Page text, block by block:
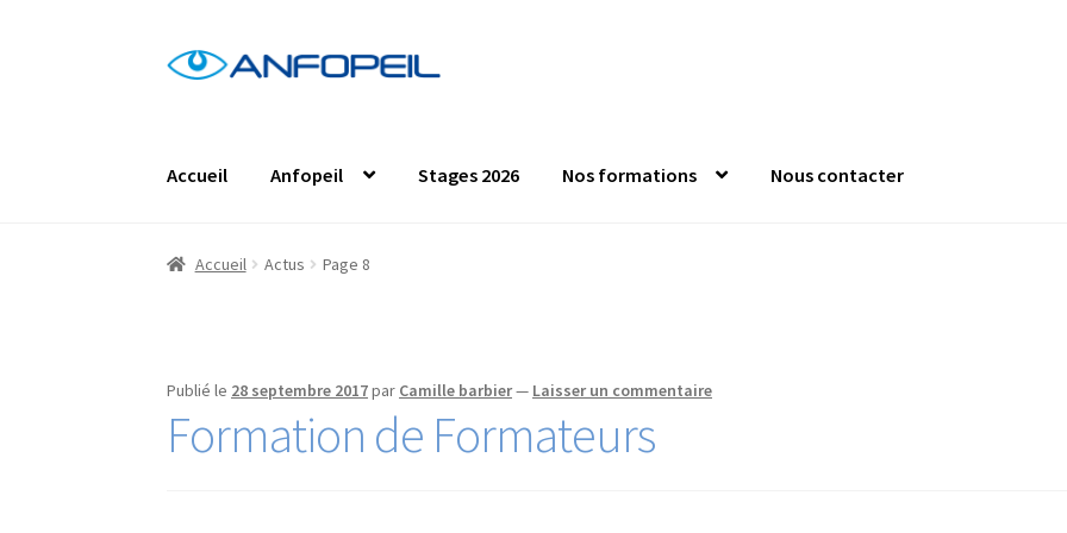
Aller
Aller
Accueil Anfopeil Stages 2026 Nos formations Nous contacter
Accueil Actus Centres de formation
Protection des données personnellesStages catalogue
Accueil Actus Page 8
Publié le 28 septembre 2017par Camille barbier— Laisser un commentaire
Formation de Formateurs